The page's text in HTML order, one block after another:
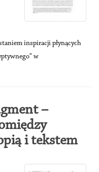
inspiracji płynących
w
–
i tekstem